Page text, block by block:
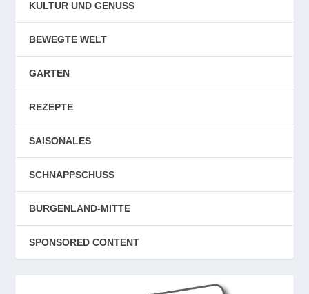
KULTUR UND GENUSS
BEWEGTE WELT
GARTEN
REZEPTE
SAISONALES
SCHNAPPSCHUSS
BURGENLAND-MITTE
SPONSORED CONTENT